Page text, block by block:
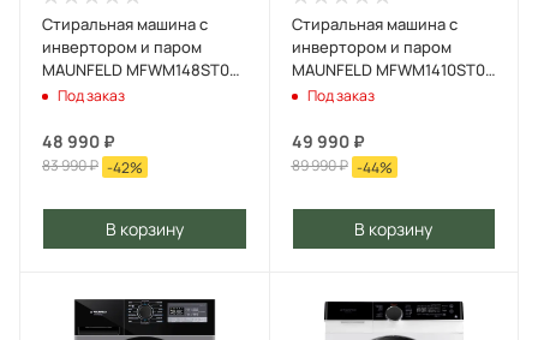
Стиральная машина c
инвертором и паром
MAUNFELD MFWM148ST02
Белый
Под заказ
48 990 ₽
83 990₽ -42%
В корзину
Стиральная машина c
инвертором и паром
MAUNFELD MFWM1410ST03
Белый
Под заказ
49 990₽
89 990₽ -44%
В корзину